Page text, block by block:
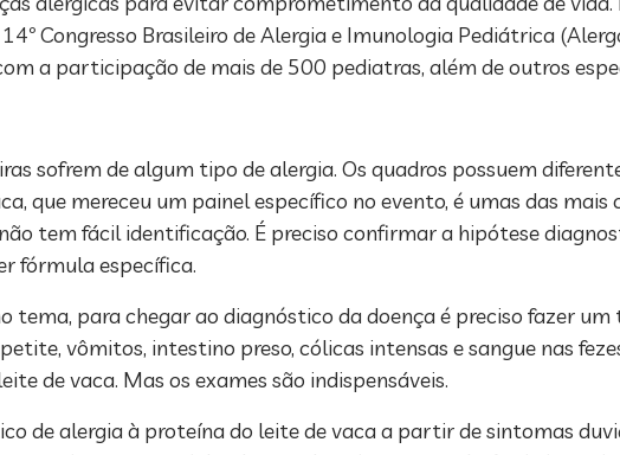
Congresso Brasileiro de Alergia e Imunologia Pediátrica
a participação de mais de 500 pediatras, além de outros
sofrem de algum tipo de alergia. Os quadros possuem
que mereceu um painel específico no evento, é umas das mais
tem fácil identificação. É preciso confirmar a hipótese
fórmula específica.
tema, para chegar ao diagnóstico da doença é preciso fazer
vômitos, intestino preso, cólicas intensas e sangue nas
de vaca. Mas os exames são indispensáveis.
de alergia à proteína do leite de vaca a partir de sintomas